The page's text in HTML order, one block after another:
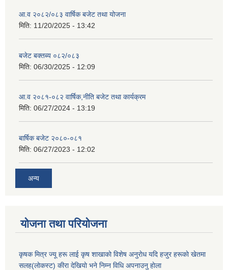
आ.व २०८२/०८३ वार्षिक बजेट तथा योजना
मिति: 11/20/2025 - 13:42
बजेट बक्तब्य ०८२/०८३
मिति: 06/30/2025 - 12:09
आ.व २०८१-०८२ वार्षिक,नीति बजेट तथा कार्यक्रम
मिति: 06/27/2024 - 13:19
बार्षिक बजेट २०८०-०८१
मिति: 06/27/2023 - 12:02
अन्य
योजना तथा परियोजना
कृषक मित्र ज्यू हरू लाई कृष शाखाकाे विशेष अनुराेध यदि हजुर हरूकाे खेतमा
सलह(लाेकस्ट) कीरा देखियाे भने निम्न विधि अपनाउनु हाेला